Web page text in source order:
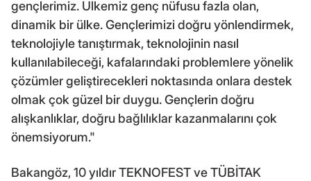
gençlerimiz. Ülkemiz genç nüfusu fazla olan,
dinamik bir ülke. Gençlerimizi doğru yönlendirmek,
teknolojiyle tanıştırmak, teknolojinin nasıl
kullanılabileceği, kafalarındaki problemlere yönelik
çözümler geliştirecekleri noktasında onlara destek
olmak çok güzel bir duygu. Gençlerin doğru
alışkanlıklar, doğru bağlılıklar kazanmalarını çok
önemsiyorum."
Bakangöz, 10 yıldır TEKNOFEST ve TÜBİTAK